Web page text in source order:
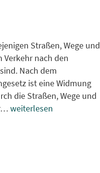
Straßen, Wege und
nach den
Nach dem
ist eine Widmung
die Straßen, Wege und
weiterlesen